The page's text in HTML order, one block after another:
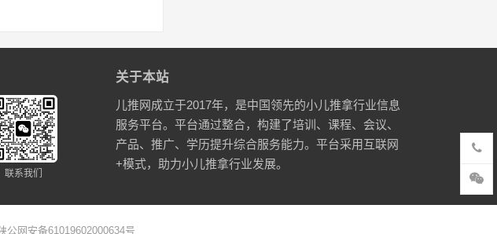
联系我们
关于本站
儿推网成立于2017年，是中国领先的小儿推拿行业信息
服务平台。平台通过整合，构建了培训、课程、会议、
产品、推广、学历提升综合服务能力。平台采用互联网
+模式，助力小儿推拿行业发展。
公网安备61019602000634号